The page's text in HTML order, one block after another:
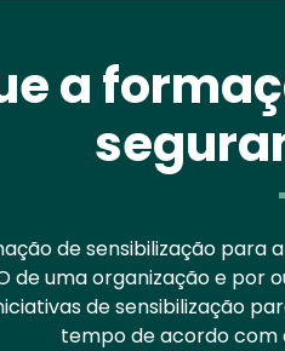
a
de sensibilização
de uma organização e
de sensibilização
tempo de acordo com